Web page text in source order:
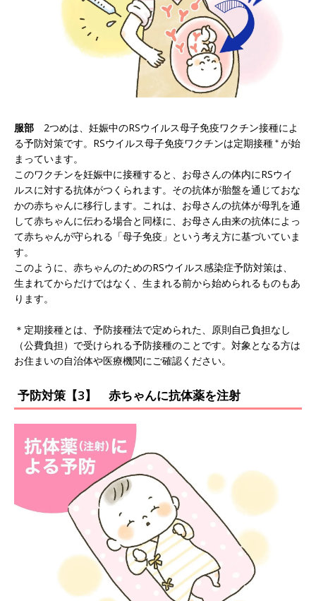
服部 2つめは、妊娠中のRSウイルス母子免疫ワクチン接種によ
る予防対策です。RSウイルス母子免疫ワクチンは定期接種 ＊ が始
まっています。
このワクチンを妊娠中に接種すると、お母さんの体内にRSウイ
ルスに対する抗体がつくられます。その抗体が胎盤を通じておな
かの赤ちゃんに移行します。これは、お母さんの抗体が母乳を通
して赤ちゃんに伝わる場合と同様に、お母さん由来の抗体によっ
て赤ちゃんが守られる「母子免疫」という考え方に基づいていま
す。
このように、赤ちゃんのためのRSウイルス感染症予防対策は、
生まれてからだけではなく、生まれる前から始められるものもあ
ります。
＊定期接種とは、予防接種法で定められた、原則自己負担なし
（公費負担）で受けられる予防接種のことです。対象となる方は
お住まいの自治体や医療機関にご確認ください。
予防対策【3】 赤ちゃんに抗体薬を注射